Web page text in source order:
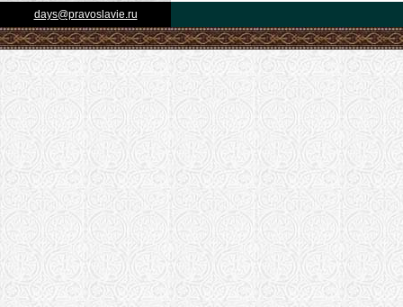
days@pravoslavie.ru